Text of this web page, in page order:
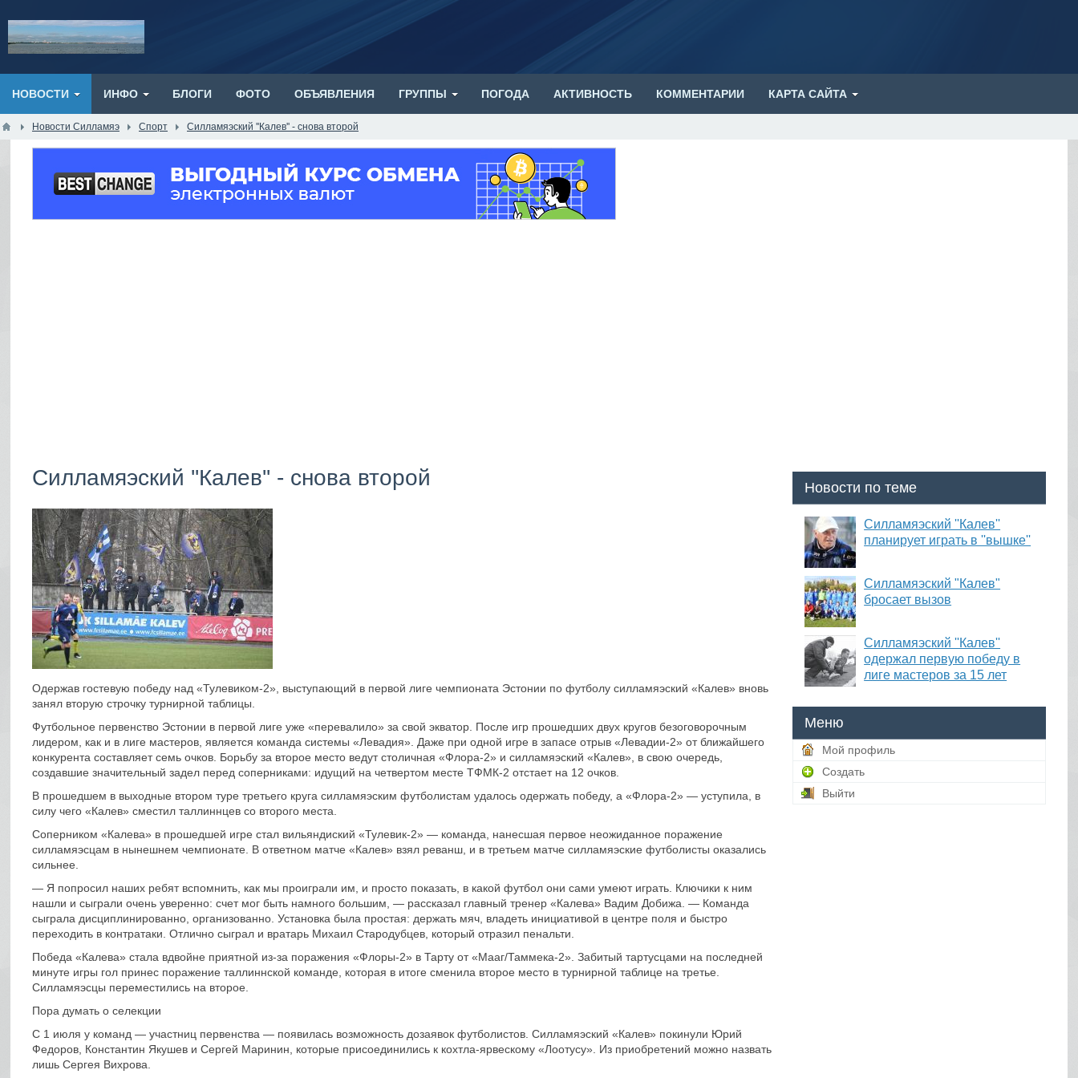
НОВОСТИ ИНФО БЛОГИ ФОТО ОБЪЯВЛЕНИЯ ГРУППЫ ПОГОДА АКТИВНОСТЬ КОММЕНТАРИИ КАРТА САЙТА
Новости Силламяэ Спорт Силламяэский ''Калев'' - снова второй
Силламяэский ''Калев'' - снова второй
Одержав гостевую победу над «Тулевиком-2», выступающий в первой лиге чемпионата Эстонии по футболу силламяэский «Калев» вновь
занял вторую строчку турнирной таблицы.
Футбольное первенство Эстонии в первой лиге уже «перевалило» за свой экватор. После игр прошедших двух кругов безоговорочным
лидером, как и в лиге мастеров, является команда системы «Левадия». Даже при одной игре в запасе отрыв «Левадии-2» от ближайшего
конкурента составляет семь очков. Борьбу за второе место ведут столичная «Флора-2» и силламяэский «Калев», в свою очередь,
создавшие значительный задел перед соперниками: идущий на четвертом месте ТФМК-2 отстает на 12 очков.
В прошедшем в выходные втором туре третьего круга силламяэским футболистам удалось одержать победу, а «Флора-2» — уступила, в
силу чего «Калев» сместил таллиннцев со второго места.
Соперником «Калева» в прошедшей игре стал вильяндиский «Тулевик-2» — команда, нанесшая первое неожиданное поражение
силламяэсцам в нынешнем чемпионате. В ответном матче «Калев» взял реванш, и в третьем матче силламяэские футболисты оказались
сильнее.
— Я попросил наших ребят вспомнить, как мы проиграли им, и просто показать, в какой футбол они сами умеют играть. Ключики к ним
нашли и сыграли очень уверенно: счет мог быть намного большим, — рассказал главный тренер «Калева» Вадим Добижа. — Команда
сыграла дисциплинированно, организованно. Установка была простая: держать мяч, владеть инициативой в центре поля и быстро
переходить в контратаки. Отлично сыграл и вратарь Михаил Стародубцев, который отразил пенальти.
Победа «Калева» стала вдвойне приятной из-за поражения «Флоры-2» в Тарту от «Мааг/Таммека-2». Забитый тартусцами на последней
минуте игры гол принес поражение таллиннской команде, которая в итоге сменила второе место в турнирной таблице на третье.
Силламяэсцы переместились на второе.
Пора думать о селекции
С 1 июля у команд — участниц первенства — появилась возможность дозаявок футболистов. Силламяэский «Калев» покинули Юрий
Федоров, Константин Якушев и Сергей Маринин, которые присоединились к кохтла-ярвескому «Лоотусу». Из приобретений можно назвать
лишь Сергея Вихрова.
Новости по теме
Силламяэский ''Калев''
планирует играть в ''вышке''
Силламяэский "Калев"
бросает вызов
Силламяэский ''Калев''
одержал первую победу в
лиге мастеров за 15 лет
Меню
Мой профиль
Создать
Выйти